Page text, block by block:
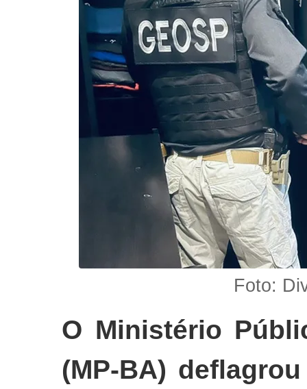
Foto:
O Ministério
(MP-BA)